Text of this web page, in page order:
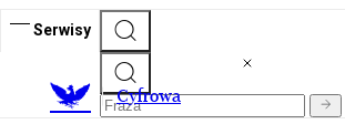
Serwisy
Cyfrowa